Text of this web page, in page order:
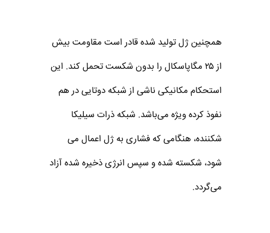
همچنین ژل تولید شده قادر است مقاومت بیش
از ۲۵ مگاپاسکال را بدون شکست تحمل کند. این
استحکام مکانیکی ناشی از شبکه دوتایی در هم
نفوذ کرده ویژه می‌باشد. شبکه ذرات سیلیکا
شکننده، هنگامی که فشاری به ژل اعمال می
شود، شکسته شده و سپس انرژی ذخیره شده آزاد
می‌گردد.